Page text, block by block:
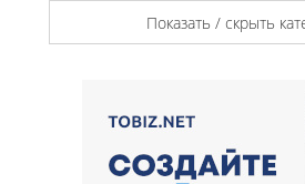
Показать / скрыть